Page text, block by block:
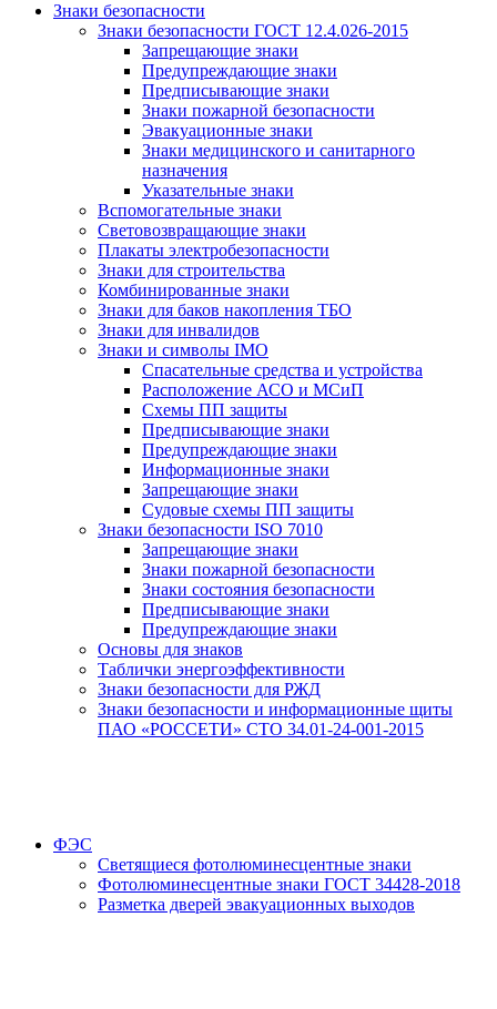
Знаки безопасности
Знаки безопасности ГОСТ 12.4.026-2015
Запрещающие знаки
Предупреждающие знаки
Предписывающие знаки
Знаки пожарной безопасности
Эвакуационные знаки
Знаки медицинского и санитарного
назначения
Указательные знаки
Вспомогательные знаки
Световозвращающие знаки
Плакаты электробезопасности
Знаки для строительства
Комбинированные знаки
Знаки для баков накопления ТБО
Знаки для инвалидов
Знаки и символы IMO
Спасательные средства и устройства
Расположение АСО и МСиП
Схемы ПП защиты
Предписывающие знаки
Предупреждающие знаки
Информационные знаки
Запрещающие знаки
Судовые схемы ПП защиты
Знаки безопасности ISO 7010
Запрещающие знаки
Знаки пожарной безопасности
Знаки состояния безопасности
Предписывающие знаки
Предупреждающие знаки
Основы для знаков
Таблички энергоэффективности
Знаки безопасности для РЖД
Знаки безопасности и информационные щиты
ПАО «РОССЕТИ» СТО 34.01-24-001-2015
ФЭС
Светящиеся фотолюминесцентные знаки
Фотолюминесцентные знаки ГОСТ 34428-2018
Разметка дверей эвакуационных выходов